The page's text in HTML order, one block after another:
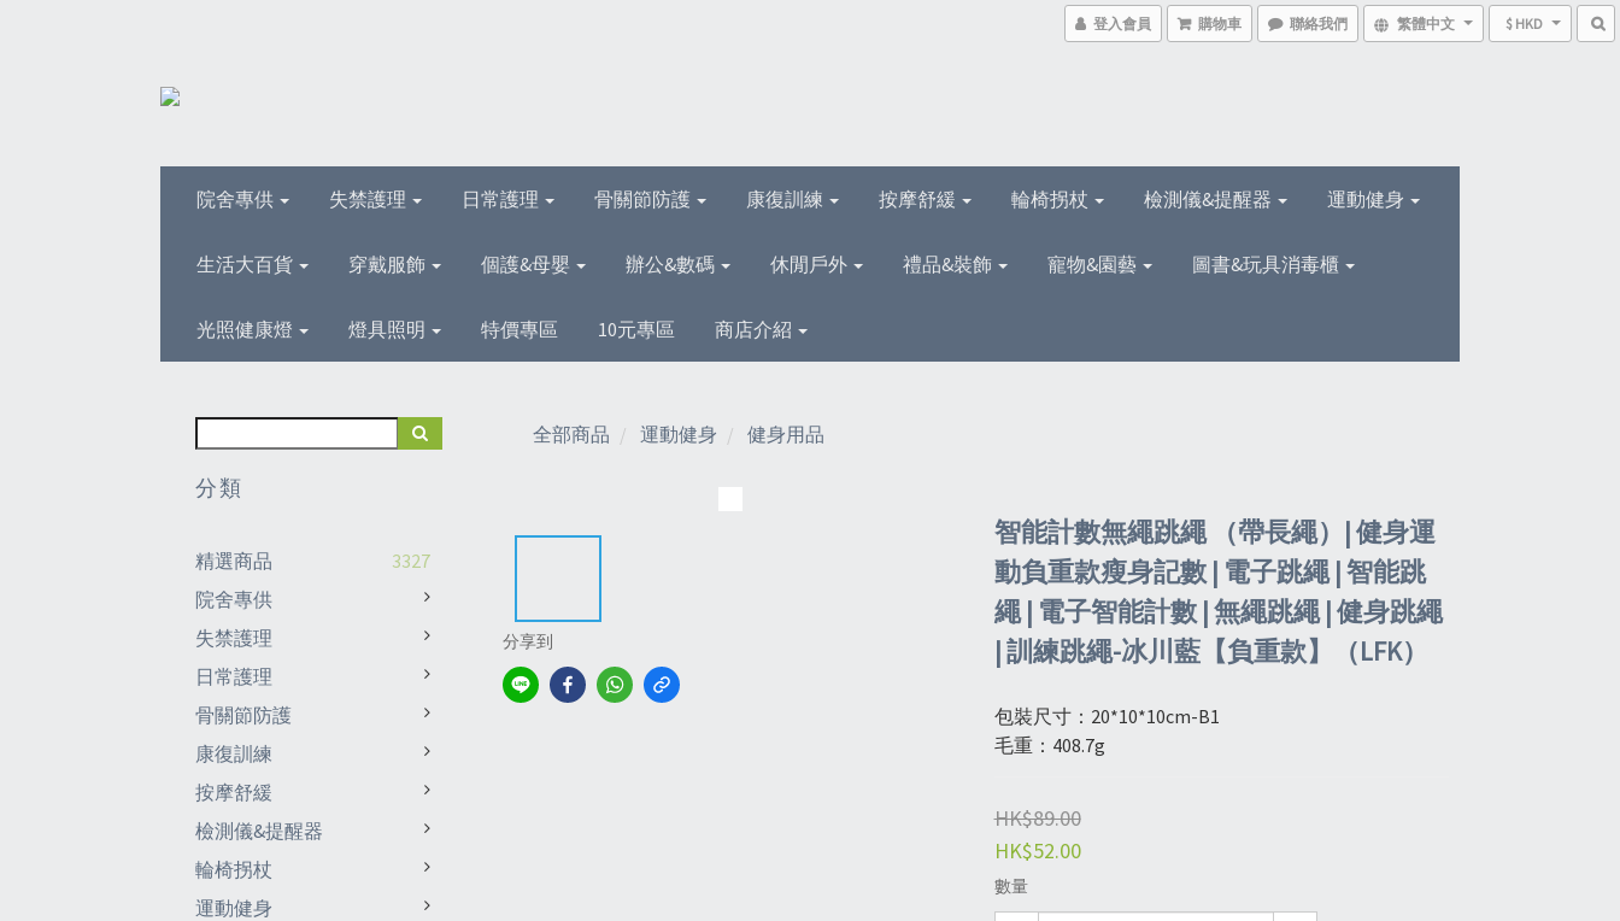
登入會員 購物車 聯絡我們 繁體中文 $ HKD
院舍專供 失禁護理 日常護理 骨關節防護 康復訓練 按摩舒緩 輪椅拐杖 檢測儀&提醒器 運動健身
生活大百貨 穿戴服飾 個護&母嬰 辦公&數碼 休閒戶外 禮品&裝飾 寵物&園藝 圖書&玩具消毒櫃
光照健康燈 燈具照明 特價專區 10元專區 商店介紹
分類
精選商品
3327
院舍專供
失禁護理
日常護理
骨關節防護
康復訓練
按摩舒緩
檢測儀&提醒器
輪椅拐杖
運動健身
全部商品 運動健身 健身用品
分享到
智能計數無繩跳繩 （帶長繩）| 健身運
動負重款瘦身記數 | 電子跳繩 | 智能跳
繩 | 電子智能計數 | 無繩跳繩 | 健身跳繩
| 訓練跳繩-冰川藍【負重款】（LFK）
包裝尺寸：20*10*10cm-B1
毛重：408.7g
HK$89.00
HK$52.00
數量